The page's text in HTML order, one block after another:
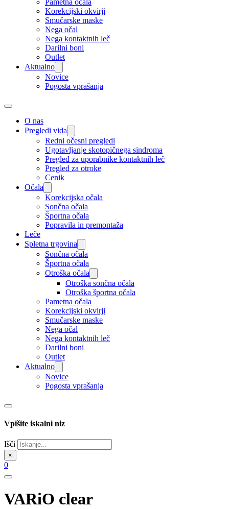
Pametna očala
Korekcijski okvirji
Smučarske maske
Nega očal
Nega kontaktnih leč
Darilni boni
Outlet
Aktualno
Novice
Pogosta vprašanja
O nas
Pregledi vida
Redni očesni pregledi
Ugotavljanje skotopičnega sindroma
Pregled za uporabnike kontaktnih leč
Pregled za otroke
Cenik
Očala
Korekcijska očala
Sončna očala
Športna očala
Popravila in premontaža
Leče
Spletna trgovina
Sončna očala
Športna očala
Otroška očala
Otroška sončna očala
Otroška športna očala
Pametna očala
Korekcijski okvirji
Smučarske maske
Nega očal
Nega kontaktnih leč
Darilni boni
Outlet
Aktualno
Novice
Pogosta vprašanja
Vpišite iskalni niz
Išči
×
0
VARiO clear